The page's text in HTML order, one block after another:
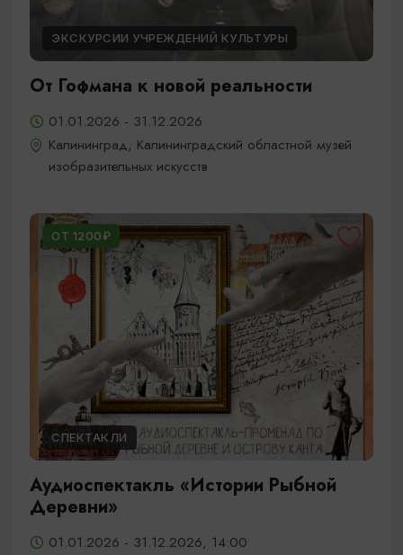
ЭКСКУРСИИ УЧРЕЖДЕНИЙ КУЛЬТУРЫ
От Гофмана к новой реальности
01.01.2026 - 31.12.2026
Калининград, Калининградский областной музей
изобразительных искусств
ОТ 1200₽
СПЕКТАКЛИ
Аудиоспектакль «Истории Рыбной
Деревни»
01.01.2026 - 31.12.2026, 14:00